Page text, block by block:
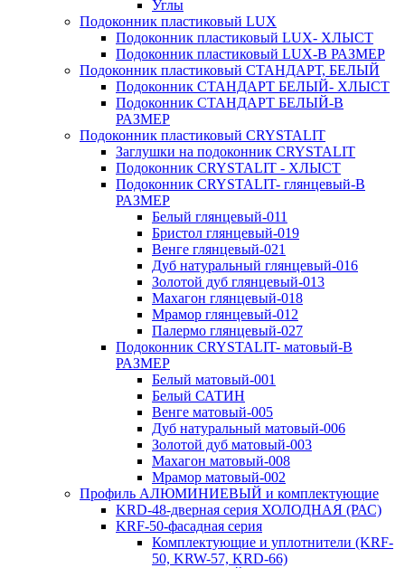
Углы
Подоконник пластиковый LUX
Подоконник пластиковый LUX- ХЛЫСТ
Подоконник пластиковый LUX-В РАЗМЕР
Подоконник пластиковый СТАНДАРТ, БЕЛЫЙ
Подоконник СТАНДАРТ БЕЛЫЙ- ХЛЫСТ
Подоконник СТАНДАРТ БЕЛЫЙ-В
РАЗМЕР
Подоконник пластиковый CRYSTALIT
Заглушки на подоконник CRYSTALIT
Подоконник CRYSTALIT - ХЛЫСТ
Подоконник CRYSTALIT- глянцевый-В
РАЗМЕР
Белый глянцевый-011
Бристол глянцевый-019
Венге глянцевый-021
Дуб натуральный глянцевый-016
Золотой дуб глянцевый-013
Махагон глянцевый-018
Мрамор глянцевый-012
Палермо глянцевый-027
Подоконник CRYSTALIT- матовый-В
РАЗМЕР
Белый матовый-001
Белый САТИН
Венге матовый-005
Дуб натуральный матовый-006
Золотой дуб матовый-003
Махагон матовый-008
Мрамор матовый-002
Профиль АЛЮМИНИЕВЫЙ и комплектующие
KRD-48-дверная серия ХОЛОДНАЯ (РАС)
KRF-50-фасадная серия
Комплектующие и уплотнители (KRF-
50, KRW-57, KRD-66)